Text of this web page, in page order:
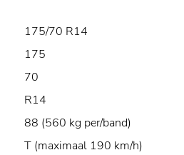
175/70 R14
175
70
R14
88 (560 kg per/band)
T (maximaal 190 km/h)